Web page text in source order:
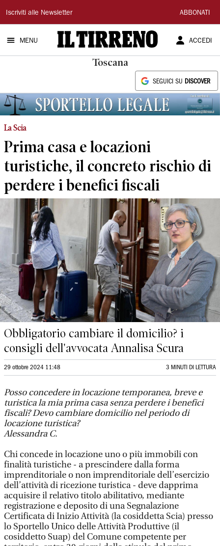
Il
Tirreno
Iscriviti alle Newsletter ABBONATI
MENU ACCEDI
Toscana
SEGUICI SU DISCOVER
La Scia
Prima casa e locazioni
turistiche, il concreto rischio di
perdere i benefici fiscali
Obbligatorio cambiare il domicilio? i
consigli dell'avvocata Annalisa Scura
29 ottobre 2024 11:48 3 MINUTI DI LETTURA
Posso concedere in locazione temporanea, breve e
turistica la mia prima casa senza perdere i benefici
fiscali? Devo cambiare domicilio nel periodo di
locazione turistica?
Alessandra C.
Chi concede in locazione uno o più immobili con
finalità turistiche - a prescindere dalla forma
imprenditoriale o non imprenditoriale dell’esercizio
dell’attività di ricezione turistica - deve dapprima
acquisire il relativo titolo abilitativo, mediante
registrazione e deposito di una Segnalazione
Certificata di Inizio Attività (la cosiddetta Scia) presso
lo Sportello Unico delle Attività Produttive (il
cosiddetto Suap) del Comune competente per